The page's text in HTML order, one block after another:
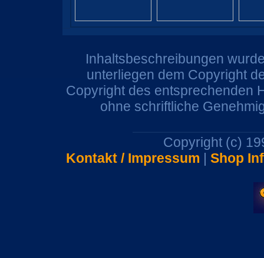
Inhaltsbeschreibungen
unterliegen dem Copyright
Copyright des entsprechenden
ohne schriftliche
Copyright (c)
Kontakt / Impressum | Shop